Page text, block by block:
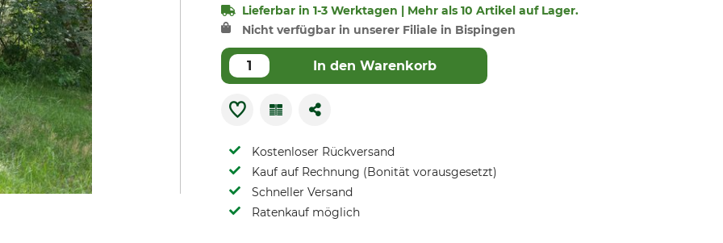
Lieferbar in 1-3 Werktagen | Mehr als 10 Artikel auf Lager.
Nicht verfügbar in unserer Filiale in Bispingen
In den Warenkorb
Kostenloser Rückversand
Kauf auf Rechnung (Bonität vorausgesetzt)
Schneller Versand
Ratenkauf möglich